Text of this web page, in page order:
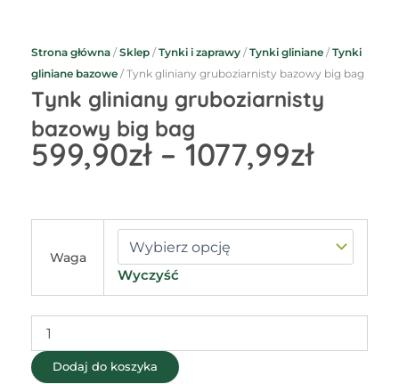
Strona główna /Sklep /Tynki i zaprawy /Tynki gliniane /Tynki
gliniane bazowe / Tynk gliniany gruboziarnisty bazowy big bag
Tynk gliniany gruboziarnisty
bazowy big bag
599,90zł – 1077,99zł
do
Waga
Wyczyść
gliniany
gruboziarnisty
bazowy
big
bag
Dodaj do koszyka